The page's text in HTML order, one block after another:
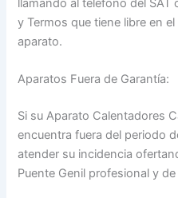
llamando al teléfono del
y Termos que tiene libre en
aparato.
Aparatos Fuera de Garantía:
Si su Aparato Calentadores
encuentra fuera del periodo
atender su incidencia
Puente Genil profesional y